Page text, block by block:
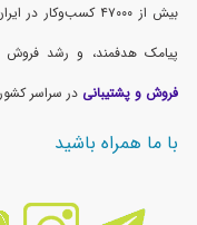
بیش از ۴۷۰۰۰
پیامک هدفمند، و رشد فروش
فروش و پشتیبانی در سراسر
با ما همراه باشید